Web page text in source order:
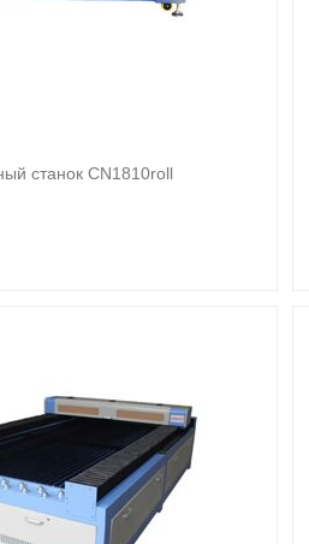
станок CN1810roll